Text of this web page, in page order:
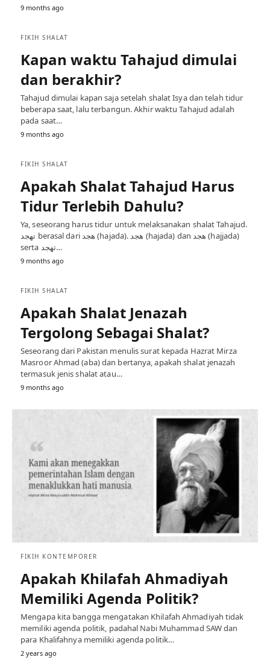
9 months ago
FIKIH SHALAT
Kapan waktu Tahajud dimulai
dan berakhir?
Tahajud dimulai kapan saja setelah shalat Isya dan telah tidur
beberapa saat, lalu terbangun. Akhir waktu Tahajud adalah
pada saat…
9 months ago
FIKIH SHALAT
Apakah Shalat Tahajud Harus
Tidur Terlebih Dahulu?
Ya, seseorang harus tidur untuk melaksanakan shalat Tahajud.
تھجد berasal dari ھجد (hajada). ھجد (hajada) dan ھجد (hajjada)
serta تھجد…
9 months ago
FIKIH SHALAT
Apakah Shalat Jenazah
Tergolong Sebagai Shalat?
Seseorang dari Pakistan menulis surat kepada Hazrat Mirza
Masroor Ahmad (aba) dan bertanya, apakah shalat jenazah
termasuk jenis shalat atau…
9 months ago
FIKIH KONTEMPORER
Apakah Khilafah Ahmadiyah
Memiliki Agenda Politik?
Mengapa kita bangga mengatakan Khilafah Ahmadiyah tidak
memiliki agenda politik, padahal Nabi Muhammad SAW dan
para Khalifahnya memiliki agenda politik…
2 years ago